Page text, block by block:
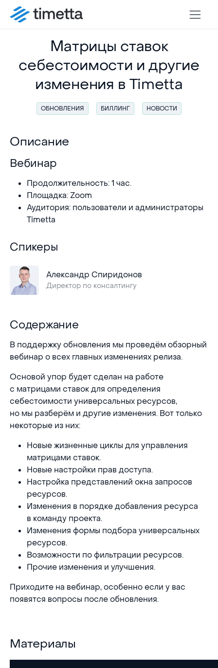
Матрицы ставок
себестоимости и другие
изменения в Timetta
ОБНОВЛЕНИЯ БИЛЛИНГ НОВОСТИ
Описание
Вебинар
Вебинар
Продолжительность: 1 час.
Площадка: Zoom
Аудитория: пользователи и администраторы
Timetta
Спикеры
Спикеры
Александр Спиридонов
Директор по консалтингу
Содержание
Содержание
В поддержку обновления мы проведём обзорный
вебинар о всех главных изменениях релиза.
Основой упор будет сделан на работе
с матрицами ставок для определения
себестоимости универсальных ресурсов,
но мы разберём и другие изменения. Вот только
некоторые из них:
Новые жизненные циклы для управления
матрицами ставок.
Новые настройки прав доступа.
Настройка представлений окна запросов
ресурсов.
Изменения в порядке добавления ресурса
в команду проекта.
Изменения формы подбора универсальных
ресурсов.
Возможности по фильтрации ресурсов.
Прочие изменения и улучшения.
Приходите на вебинар, особенно если у вас
появятся вопросы после обновления.
Материалы